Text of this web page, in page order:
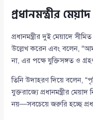
প্রধানমন্ত্রীর
প্রধানমন্ত্রীর দুই মেয়াদে
উল্লেখ করেন এবং বলেন,
না, এর পক্ষে যুক্তিসঙ্গত ও
তিনি উদাহরণ দিয়ে বলেন,
যুক্তরাজ্যে প্রধানমন্ত্রীর
নয়—সবচেয়ে জরুরি হচ্ছে